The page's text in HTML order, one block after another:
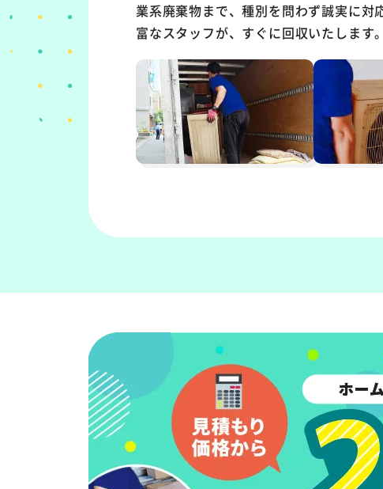
業系廃棄物まで、種別を問わず誠実に対
富なスタッフが、すぐに回収いたします。